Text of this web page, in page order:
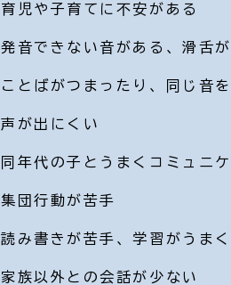
育児や子育てに不安がある
発音できない音がある、滑舌
ことばがつまったり、同じ音
声が出にくい
同年代の子とうまくコミュニ
集団行動が苦手
読み書きが苦手、学習がうま
家族以外との会話が少ない